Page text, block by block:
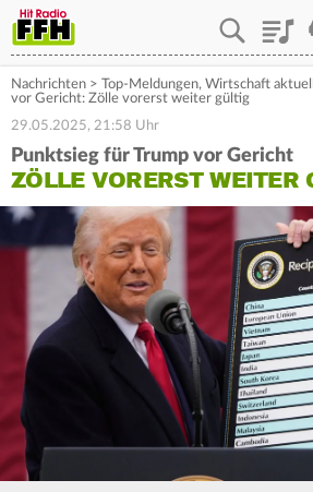
Nachrichten > Top-Meldungen, Wirtschaft aktuell
vor Gericht: Zölle vorerst weiter gültig
29.05.2025, 21:58 Uhr
Punktsieg für Trump vor Gericht
ZÖLLE VORERST WEITER